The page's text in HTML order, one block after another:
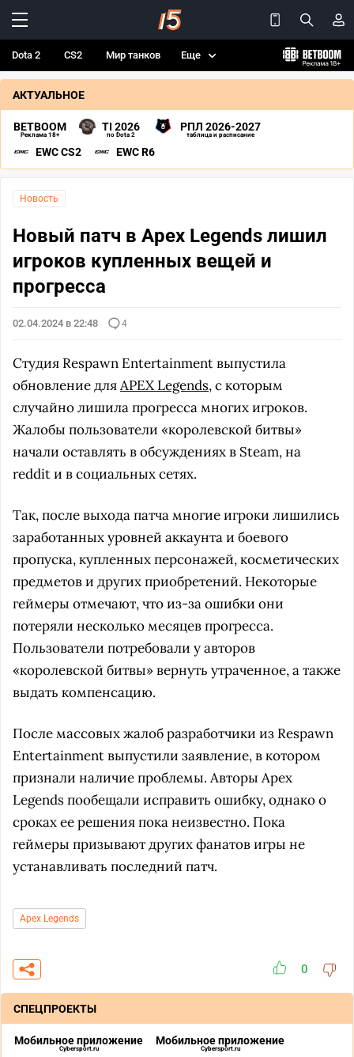
Dota 2 CS2 Мир танков Еще
АКТУАЛЬНОЕ
BETBOOM
Реклама 18+
TI 2026
по Dota 2
РПЛ 2026-2027
таблица и расписание
EWC CS2 EWC R6
Новость
Новый патч в Apex Legends лишил
игроков купленных вещей и
прогресса
02.04.2024 в 22:48 4
Студия Respawn Entertainment выпустила
обновление дляAPEX Legends, с которым
случайно лишила прогресса многих игроков.
Жалобы пользователи «королевской битвы»
начали оставлять в обсуждениях в Steam, на
reddit и в социальных сетях.
Так, после выхода патча многие игроки лишились
заработанных уровней аккаунта и боевого
пропуска, купленных персонажей, косметических
предметов и других приобретений. Некоторые
геймеры отмечают, что из-за ошибки они
потеряли несколько месяцев прогресса.
Пользователи потребовали у авторов
«королевской битвы» вернуть утраченное, а также
выдать компенсацию.
После массовых жалоб разработчики из Respawn
Entertainment выпустили заявление, в котором
признали наличие проблемы. Авторы Apex
Legends пообещали исправить ошибку, однако о
сроках ее решения пока неизвестно. Пока
геймеры призывают других фанатов игры не
устанавливать последний патч.
Apex Legends
0
СПЕЦПРОЕКТЫ
Мобильное приложение
Cybersport.ru
Мобильное приложение
Cybersport.ru